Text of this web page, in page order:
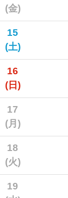
(金)
15
(土)
16
(日)
17
(月)
18
(火)
19